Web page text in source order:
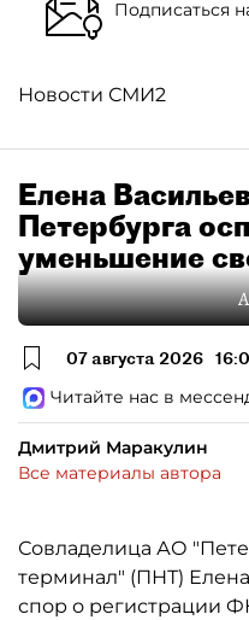
Подписаться
Новости СМИ2
Елена
Петербурга
уменьшение
07 августа 2026
Читайте нас в
Дмитрий Маракулин
Все материалы автора
Совладелица АО
терминал" (ПНТ)
спор о регистрации